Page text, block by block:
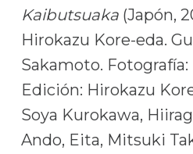
Kaibutsuaka(Japón,
Hirokazu Kore-eda.
Sakamoto.
Edición: Hirokazu
Soya Kurokawa,
Ando, Eita, Mitsuki